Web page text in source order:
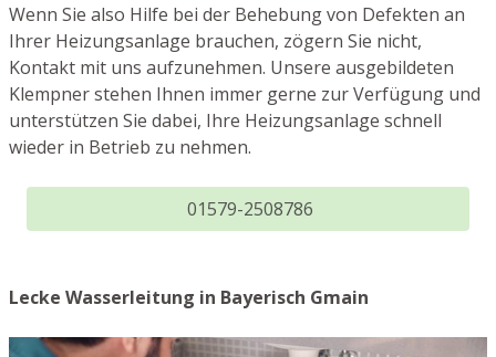
Wenn Sie also Hilfe bei der Behebung von Defekten an
Ihrer Heizungsanlage brauchen, zögern Sie nicht,
Kontakt mit uns aufzunehmen. Unsere ausgebildeten
Klempner stehen Ihnen immer gerne zur Verfügung und
unterstützen Sie dabei, Ihre Heizungsanlage schnell
wieder in Betrieb zu nehmen.
01579-2508786
Lecke Wasserleitung in Bayerisch Gmain